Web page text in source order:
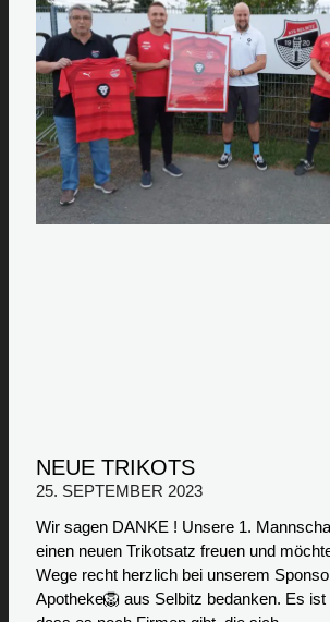
NEUE TRIKOTS
25. SEPTEMBER 2023
Wir sagen DANKE ! Unsere 1.
einen neuen Trikotsatz freuen und
Wege recht herzlich bei unserem
Apotheke🦁 aus Selbitz bedanken. Es